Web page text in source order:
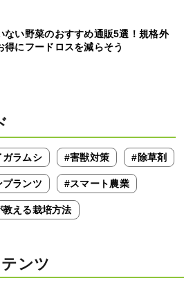
ない野菜のおすすめ通販5選！規格外
得にフードロスを減らそう
ガラムシ #害獣対策 #除草剤
ランツ #スマート農業
教える栽培方法
ンツ